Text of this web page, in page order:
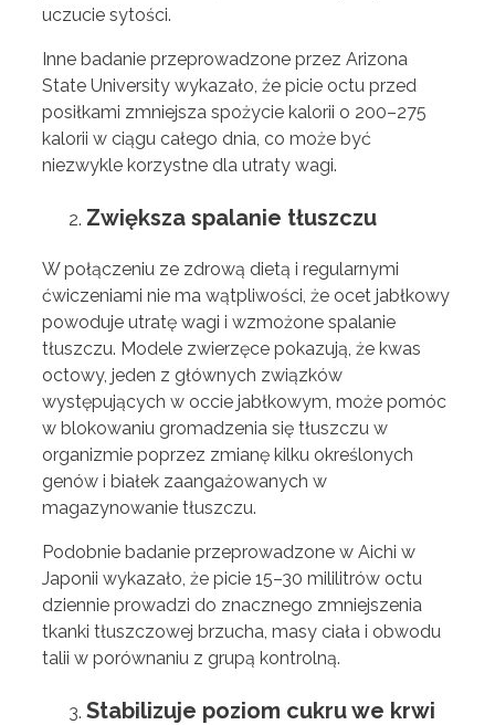
uczucie sytości.
Inne badanie przeprowadzone przez Arizona
State University wykazało, że picie octu przed
posiłkami zmniejsza spożycie kalorii o 200–275
kalorii w ciągu całego dnia, co może być
niezwykle korzystne dla utraty wagi.
Zwiększa spalanie tłuszczu
W połączeniu ze zdrową dietą i regularnymi
ćwiczeniami nie ma wątpliwości, że ocet jabłkowy
powoduje utratę wagi i wzmożone spalanie
tłuszczu. Modele zwierzęce pokazują, że kwas
octowy, jeden z głównych związków
występujących w occie jabłkowym, może pomóc
w blokowaniu gromadzenia się tłuszczu w
organizmie poprzez zmianę kilku określonych
genów i białek zaangażowanych w
magazynowanie tłuszczu.
Podobnie badanie przeprowadzone w Aichi w
Japonii wykazało, że picie 15–30 mililitrów octu
dziennie prowadzi do znacznego zmniejszenia
tkanki tłuszczowej brzucha, masy ciała i obwodu
talii w porównaniu z grupą kontrolną.
Stabilizuje poziom cukru we krwi